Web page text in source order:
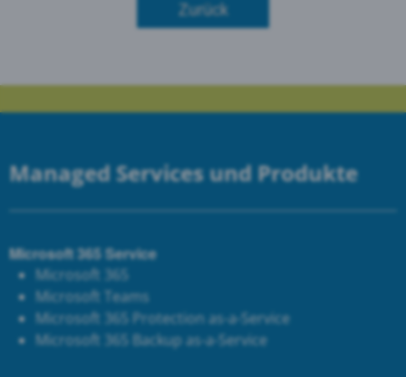
Zurück
Managed Services und Produkte
Microsoft 365 Service
Microsoft 365
Microsoft Teams
Microsoft 365 Protection as-a-Service
Microsoft 365 Backup as-a-Service